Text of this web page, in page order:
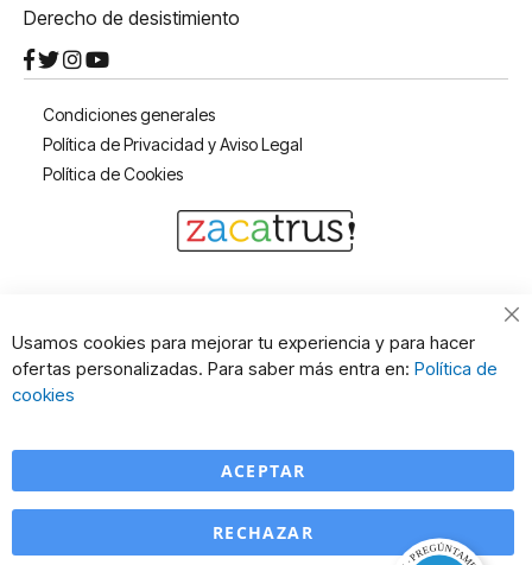
Derecho de desistimiento
Condiciones generales
Política de Privacidad y Aviso Legal
Política de Cookies
Usamos cookies para mejorar tu experiencia y para hacer
ofertas personalizadas. Para saber más entra en: Política de
cookies
ACEPTAR
RECHAZAR